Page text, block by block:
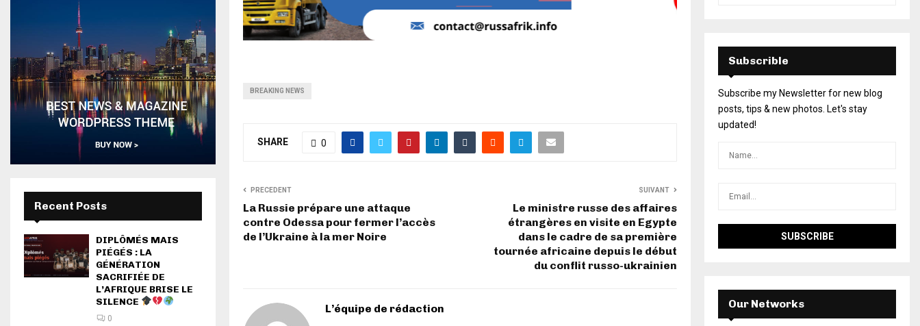
BREAKING NEWS
SHARE 0
PRECEDENT
La Russie prépare une attaque
contre Odessa pour fermer l’accès
de l’Ukraine à la mer Noire
SUIVANT
Le ministre russe des affaires
étrangères en visite en Egypte
dans le cadre de sa première
tournée africaine depuis le début
du conflit russo-ukrainien
L’équipe de rédaction
Recent Posts
DIPLÔMÉS MAIS
PIÉGÉS : LA
GÉNÉRATION
SACRIFIÉE DE
L’AFRIQUE BRISE LE
SILENCE
0
Subscrible
Subscribe my Newsletter for new blog
posts, tips & new photos. Let's stay
updated!
Our Networks